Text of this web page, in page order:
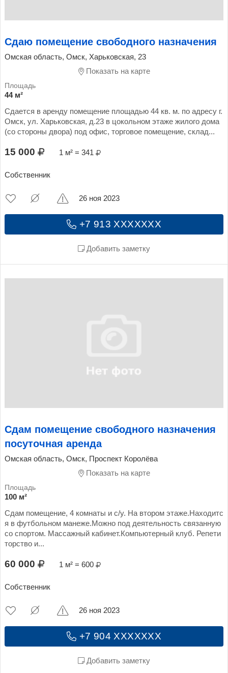
Сдаю помещение свободного назначения
Омская область, Омск, Харьковская, 23
Показать на карте
44 м²
Сдается в аренду помещение площадью 44 кв. м. по адресу г.
Омск, ул. Харьковская, д.23 в цокольном этаже жилого дома
(со стороны двора) под офис, торговое помещение, склад...
15 000 1 м² = 341
Собственник
+7 913 XXXXXXX
Добавить заметку
26 ноя 2023
Сдам помещение свободного назначения
посуточная аренда
Омская область, Омск, Проспект Королёва
Показать на карте
100 м²
Сдам помещение, 4 комнаты и с/у. На втором этаже.Находитс
я в футбольном манеже.Можно под деятельность связанную
со спортом. Массажный кабинет.Компьютерный клуб. Репети
торство и...
60 000 1 м² = 600
Собственник
+7 904 XXXXXXX
Добавить заметку
26 ноя 2023